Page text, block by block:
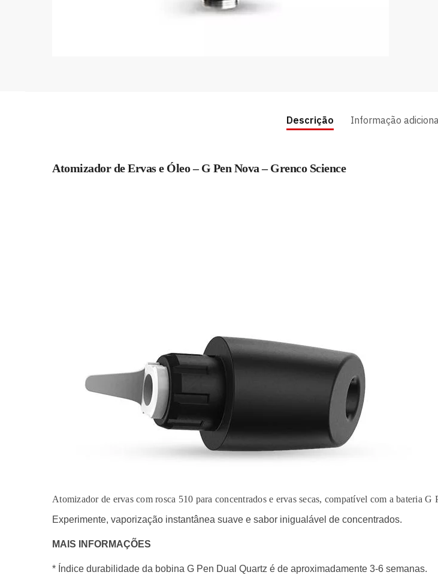
Descrição Informação
Atomizador de Ervas e Óleo – G Pen Nova – Grenco Science
Atomizador de ervas com rosca 510 para concentrados e ervas secas, compatível com a bateria G
Experimente, vaporização instantânea suave e sabor inigualável de concentrados.
MAIS INFORMAÇÕES
* Índice durabilidadeda bobinaG Pen Dual Quartz é de aproximadamente 3-6 semanas.